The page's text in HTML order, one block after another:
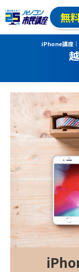
無
iPhone講座｜